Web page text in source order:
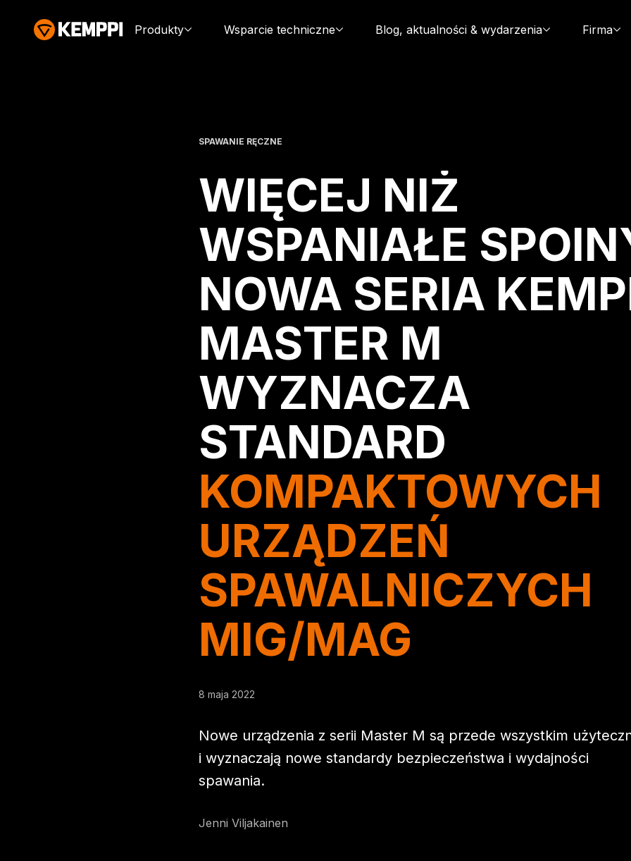
Produkty Wsparcie techniczne Blog, aktualności & wydarzenia Firma
SPAWANIE RĘCZNE
WIĘCEJ NIŻ
WSPANIAŁE
NOWA SERIA
MASTER M
WYZNACZA
STANDARD
KOMPAKTOWYCH
URZĄDZEŃ
SPAWALNICZYCH
MIG/MAG
8 maja 2022
Nowe urządzenia z serii Master M są przede wszystkim
i wyznaczają nowe standardy bezpieczeństwa i wydajności
spawania.
Jenni Viljakainen